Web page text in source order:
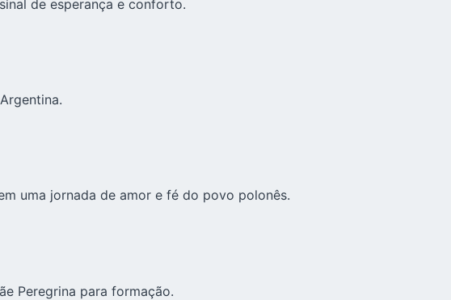
de esperança e conforto.
uma jornada de amor e fé do povo polonês.
Peregrina para formação.